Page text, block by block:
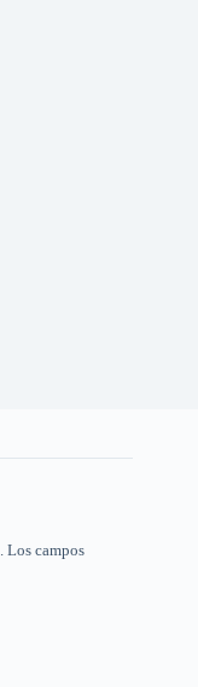
Los campos